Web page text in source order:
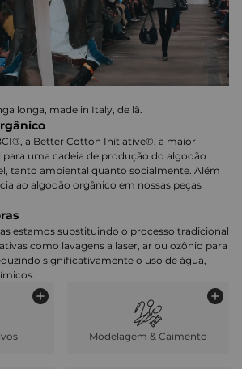
longa, made in Italy, de lã.
a Better Cotton Initiative®, a maior
uma cadeia de produção do algodão
tanto ambiental quanto socialmente. Além
ao algodão orgânico em nossas peças
estamos substituindo o processo tradicional
como lavagens a laser, ar ou ozônio para
significativamente o uso de água,
Modelagem & Caimento